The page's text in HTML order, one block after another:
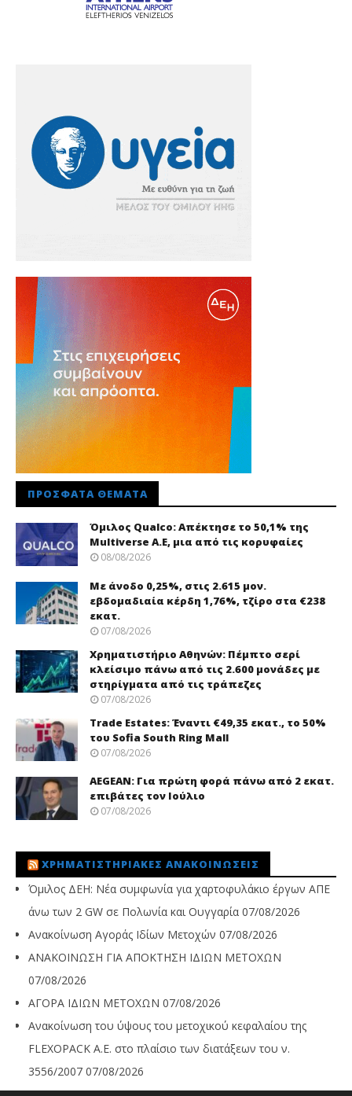
ΠΡΌΣΦΑΤΑ ΘΈΜΑΤΑ
Όμιλος Qualco: Απέκτησε το 50,1% της
Multiverse A.E, μια από τις κορυφαίες
08/08/2026
Με άνοδο 0,25%, στις 2.615 μον.
εβδομαδιαία κέρδη 1,76%, τζίρο στα €238
εκατ.
07/08/2026
Χρηματιστήριο Αθηνών: Πέμπτο σερί
κλείσιμο πάνω από τις 2.600 μονάδες με
στηρίγματα από τις τράπεζες
07/08/2026
Trade Εstates: Έναντι €49,35 εκατ., το 50%
του Sofia South Ring Mall
07/08/2026
AEGEAN: Για πρώτη φορά πάνω από 2 εκατ.
επιβάτες τον Ιούλιο
07/08/2026
ΧΡΗΜΑΤΙΣΤΗΡΙΑΚΈΣ ΑΝΑΚΟΙΝΏΣΕΙΣ
Όμιλος ΔΕΗ: Νέα συμφωνία για χαρτοφυλάκιο έργων ΑΠΕ
άνω των 2 GW σε Πολωνία και Ουγγαρία 07/08/2026
Ανακοίνωση Αγοράς Ιδίων Μετοχών 07/08/2026
ΑΝΑΚΟΙΝΩΣΗ ΓΙΑ ΑΠΟΚΤΗΣΗ ΙΔΙΩΝ ΜΕΤΟΧΩΝ
07/08/2026
ΑΓΟΡΑ ΙΔΙΩΝ ΜΕΤΟΧΩΝ 07/08/2026
Ανακοίνωση του ύψους του μετοχικού κεφαλαίου της
FLEXOPACK A.E. στο πλαίσιο των διατάξεων του ν.
3556/2007 07/08/2026